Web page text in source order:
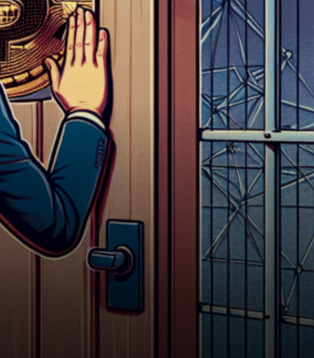
Unis, Donald Trump, a déclaré
au New York Times qu’il
n’envisageait pas de gracier
Sam Bankman-Fried, l’ancien…